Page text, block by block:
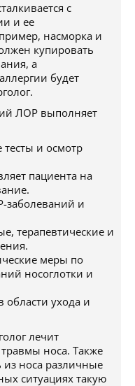
с
и ее
насморка и
купировать
а
будет
ЛОР выполняет
тесты и осмотр
пациента на
заболеваний и
терапевтические и
меры по
носоглотки и
области ухода и
лечит
носа. Также
носа различные
ситуациях такую